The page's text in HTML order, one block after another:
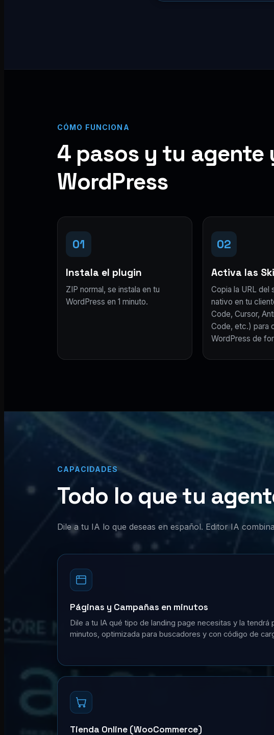
CÓMO FUNCIONA
4 pasos y tu agente
WordPress
01
Instala el plugin
ZIP normal, se instala en tu
WordPress en 1 minuto.
02
Activa las
Copia la URL del
nativo en tu
Code, Cursor,
Code, etc.) para
WordPress de
CAPACIDADES
Todo lo que tu
Dile a tu IA lo que deseas en español. Editor IA
Páginas y Campañas en minutos
Dile a tu IA qué tipo de landing page necesitas y la tendrá
minutos, optimizada para buscadores y con código de
Tienda Online (WooCommerce)